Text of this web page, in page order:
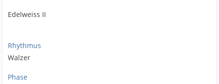
Edelweiss II
Rhythmus
Walzer
Phase